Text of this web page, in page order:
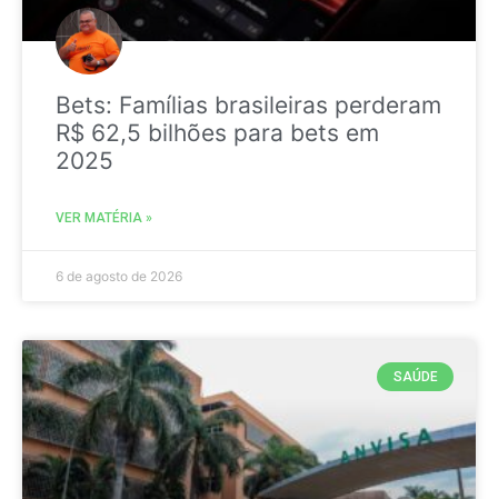
Bets: Famílias brasileiras perderam
R$ 62,5 bilhões para bets em
2025
VER MATÉRIA »
6 de agosto de 2026
SAÚDE